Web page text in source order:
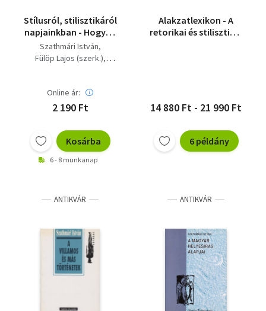
Stílusról, stilisztikáról
napjainkban - Hogyan
jön létre a stílus,
jellemző sajátosságai,
Szathmári István
Fülöp Lajos (szerk.)
Online ár:
2 190 Ft
Kosárba
6 - 8 munkanap
Alakzatlexikon - A
retorikai és stilisztikai
14 880 Ft - 21 990 Ft
6 példány
ANTIKVÁR ANTIKVÁR